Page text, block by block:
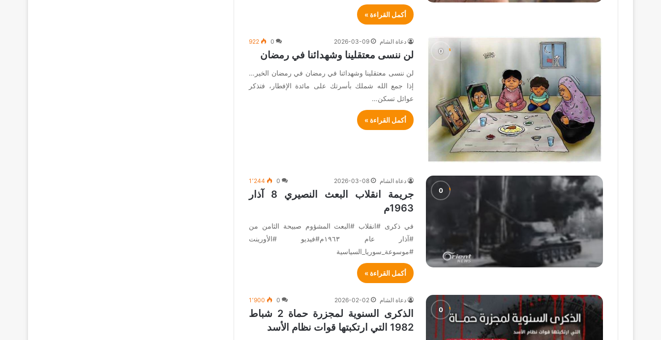
أكمل القراءة »
دعاة الشام 2026-03-09
0
922
لن ننسى معتقلينا وشهدائنا في رمضان
لن ننسى معتقلينا وشهدائنا في رمضان في رمضان الخير…
إذا جمع الله شملك بأسرتك على مائدة الإفطار، فتذكر
عوائل تسكن…
أكمل القراءة »
دعاة الشام 2026-03-08
0 1٬244
جريمة انقلاب البعث النصيري 8 آذار
1963م
في ذكرى #انقلاب #البعث المشؤوم صبيحة الثامن من
#آذار عام ١٩٦٣م#فيديو #الأورينت
#موسوعة_سوريا_السياسية
أكمل القراءة »
دعاة الشام 2026-02-02
0 1٬900
الذكرى السنوية لمجزرة حماة 2 شباط
1982 التي ارتكبتها قوات نظام الأسد